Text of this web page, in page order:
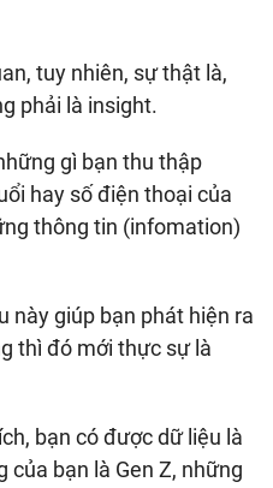
tuy nhiên, sự thật là,
phải là insight.
gì bạn thu thập
hay số điện thoại của
thông tin (infomation)
này giúp bạn phát hiện ra
thì đó mới thực sự là
bạn có được dữ liệu là
của bạn là Gen Z, những